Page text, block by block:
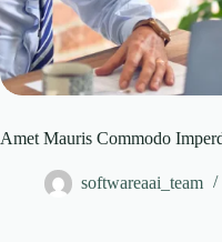
Amet Mauris Commodo
softwareaai_team